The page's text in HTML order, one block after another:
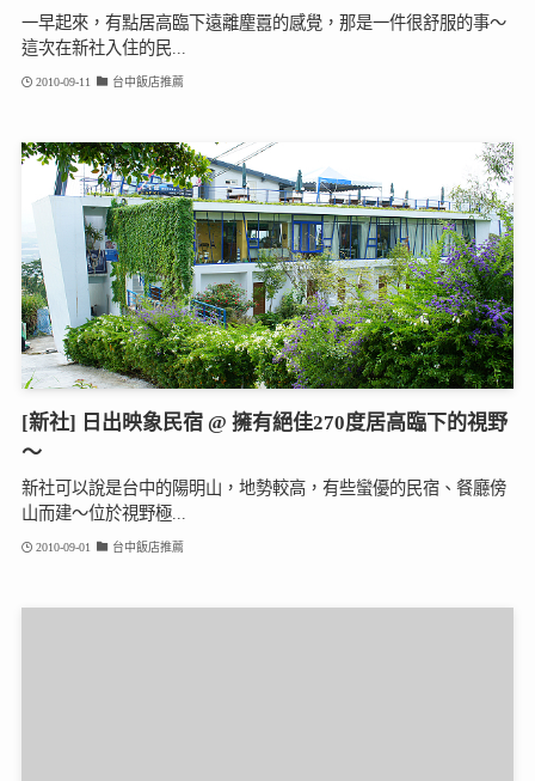
一早起來，有點居高臨下遠離麈囂的感覺，那是一件很舒服的事～
這次在新社入住的民...
2010-09-11 台中飯店推薦
[新社] 日出映象民宿 @ 擁有絕佳270度居高臨下的視野
～
新社可以說是台中的陽明山，地勢較高，有些蠻優的民宿、餐廳傍
山而建～位於視野極...
2010-09-01 台中飯店推薦